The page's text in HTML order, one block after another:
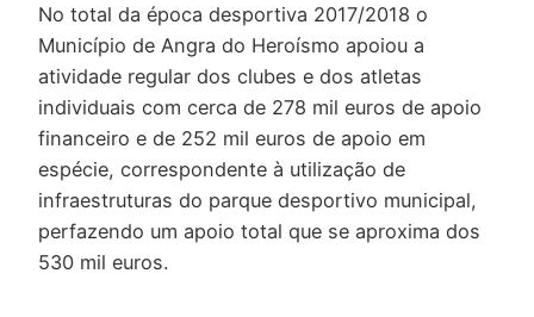
No total da época desportiva 2017/2018 o
Município de Angra do Heroísmo apoiou a
atividade regular dos clubes e dos atletas
individuais com cerca de 278 mil euros de apoio
financeiro e de 252 mil euros de apoio em
espécie, correspondente à utilização de
infraestruturas do parque desportivo municipal,
perfazendo um apoio total que se aproxima dos
530 mil euros.